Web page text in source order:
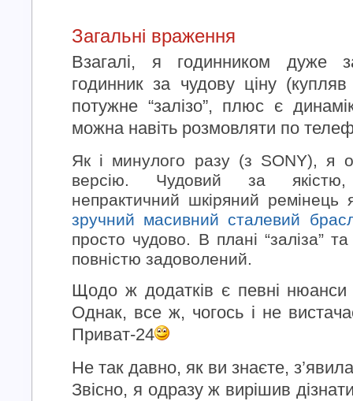
Загальні враження
Взагалі, я годинником дуже
годинник за чудову ціну
потужне “залізо”, плюс є
можна навіть розмовляти по
Як і минулого разу (з SONY), я
версію. Чудовий за
непрактичний шкіряний
зручний масивний сталевий
просто чудово. В плані “заліза”
повністю задоволений.
Щодо ж додатків є певні
Однак, все ж, чогось і не
Приват-24
Не так давно, як ви знаєте,
Звісно, я одразу ж вирішив